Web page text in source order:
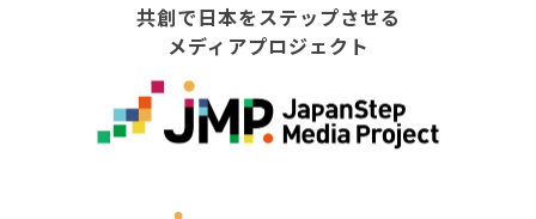
共創で日本をステップさせる
メディアプロジェクト